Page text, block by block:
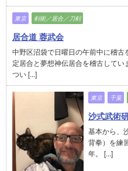
東京 剣術／居合／刀剣
居合道 蓉武会
中野区沼袋で日曜日の午前中に稽
定居合と夢想神伝居合を稽古して
つい [...]
東京 千葉
沙式武術
基本から、
背拳）を練
年。 [...]